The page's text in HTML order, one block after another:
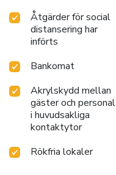
Åtgärder för social
distansering har
införts
Bankomat
Akrylskydd mellan
gäster och personal
i huvudsakliga
kontaktytor
Rökfria lokaler